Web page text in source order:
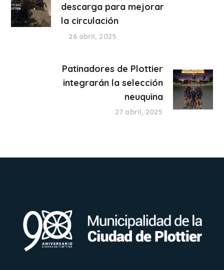
descarga para mejorar
la circulación
26 abril, 2025
Patinadores de Plottier
integrarán la selección
neuquina
27 abril, 2025